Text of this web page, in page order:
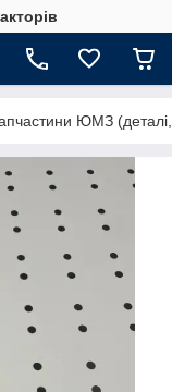
ЮМЗ